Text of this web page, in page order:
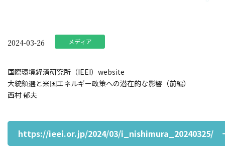
2024-03-26 メディア
国際環境経済研究所（IEEI）website
大統領選と米国エネルギー政策への潜在的な影響（前編）
西村 郁夫
https://ieei.or.jp/2024/03/i_nishimura_20240325/